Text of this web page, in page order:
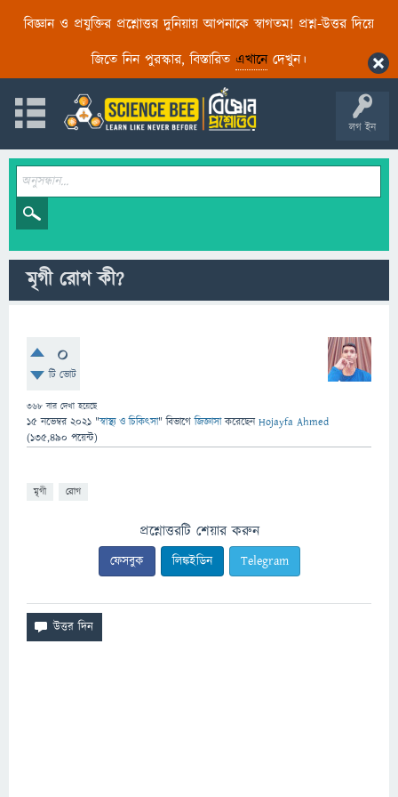
বিজ্ঞান ও প্রযুক্তির প্রশ্নোত্তর দুনিয়ায় আপনাকে স্বাগতম! প্রশ্ন-উত্তর দিয়ে
জিতে নিন পুরস্কার, বিস্তারিত এখানেদেখুন।
লগ ইন
মৃগী রোগ কী?
0
টি ভোট
368 বার দেখা হয়েছে
15 নভেম্বর 2021 "স্বাস্থ্য ও চিকিৎসা" বিভাগে জিজ্ঞাসাকরেছেনHojayfa Ahmed
(135,490 পয়েন্ট)
মৃগী রোগ
প্রশ্নোত্তরটি শেয়ার করুন
ফেসবুক লিঙ্কইডিন Telegram